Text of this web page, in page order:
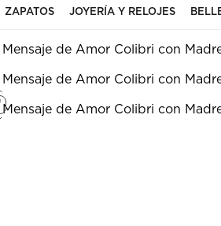
ZAPATOS JOYERÍA Y RELOJES